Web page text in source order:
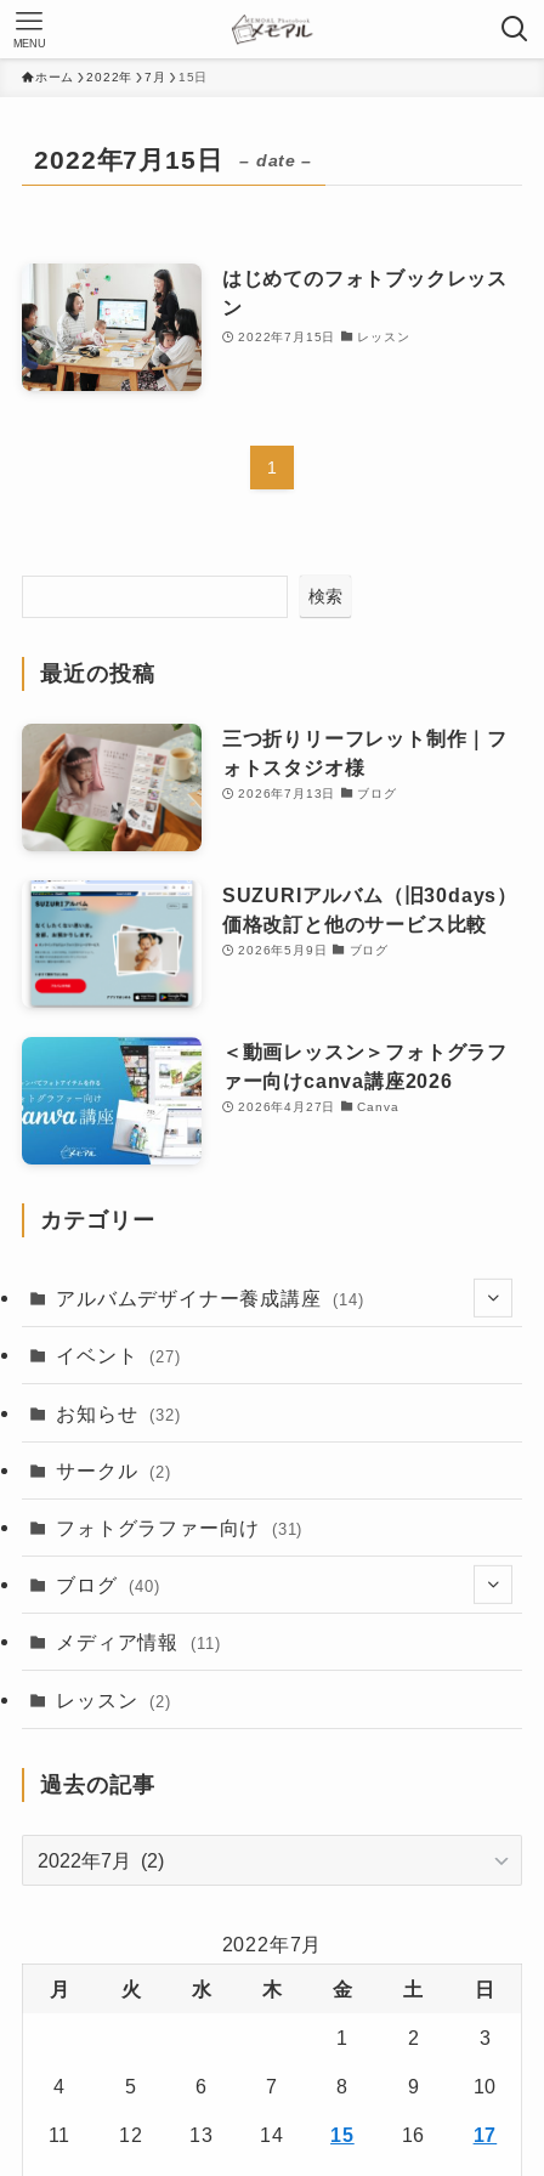
MENU
ホーム 2022年 7月 15日
2022年7月15日 – date –
はじめてのフォトブックレッス
ン
2022年7月15日 レッスン
1
検索
最近の投稿
三つ折りリーフレット制作｜フ
ォトスタジオ様
2026年7月13日 ブログ
SUZURIアルバム（旧30days）
価格改訂と他のサービス比較
2026年5月9日 ブログ
＜動画レッスン＞フォトグラフ
ァー向けcanva講座2026
2026年4月27日 Canva
カテゴリー
アルバムデザイナー養成講座 (14)
イベント (27)
お知らせ (32)
サークル (2)
フォトグラファー向け (31)
ブログ (40)
(2)
(7)
(7)
メディア情報 (11)
レッスン (2)
過去の記事
過
事
2022年7月
月 火 水 木 金 土 日
1 2 3
4 5 6 7 8 9 10
11 12 13 14 15 16 17